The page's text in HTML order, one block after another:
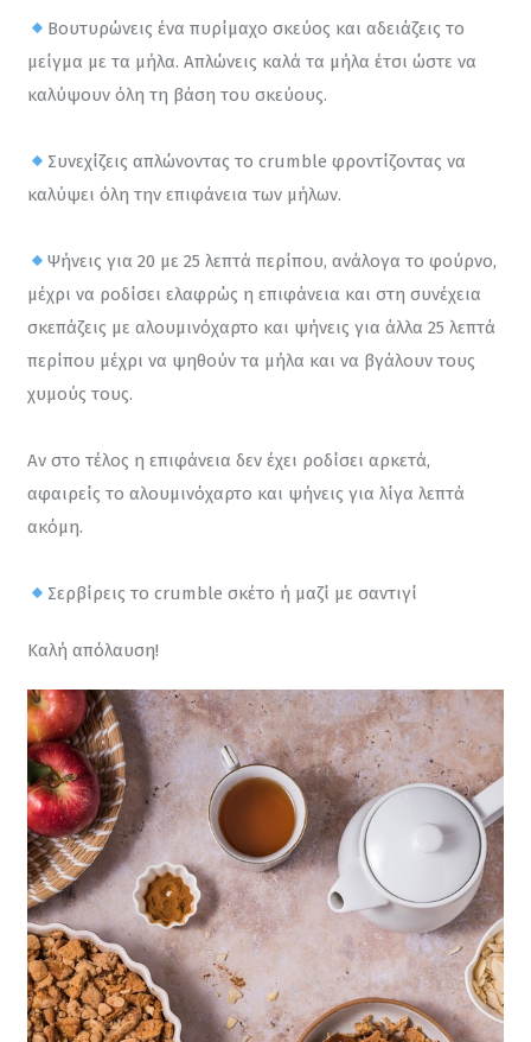
Βουτυρώνεις ένα πυρίμαχο σκεύος και αδειάζεις το
μείγμα με τα μήλα. Απλώνεις καλά τα μήλα έτσι ώστε να
καλύψουν όλη τη βάση του σκεύους.
Συνεχίζεις απλώνοντας το crumble φροντίζοντας να
καλύψει όλη την επιφάνεια των μήλων.
Ψήνεις για 20 με 25 λεπτά περίπου, ανάλογα το φούρνο,
μέχρι να ροδίσει ελαφρώς η επιφάνεια και στη συνέχεια
σκεπάζεις με αλουμινόχαρτο και ψήνεις για άλλα 25 λεπτά
περίπου μέχρι να ψηθούν τα μήλα και να βγάλουν τους
χυμούς τους.
Αν στο τέλος η επιφάνεια δεν έχει ροδίσει αρκετά,
αφαιρείς το αλουμινόχαρτο και ψήνεις για λίγα λεπτά
ακόμη.
Σερβίρεις το crumble σκέτο ή μαζί με σαντιγί
Καλή απόλαυση!